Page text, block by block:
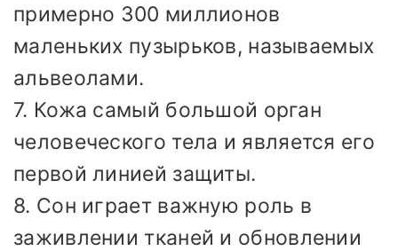
примерно 300 миллионов
маленьких пузырьков, называемых
альвеолами.
7. Кожа самый большой орган
человеческого тела и является его
первой линией защиты.
8. Сон играет важную роль в
заживлении тканей и обновлении